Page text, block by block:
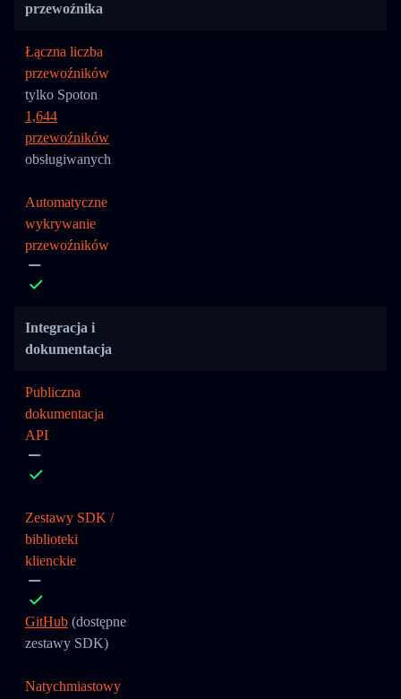
przewoźnika
Łączna liczba
przewoźników
tylko Spoton
1,644
przewoźników
obsługiwanych
Automatyczne
wykrywanie
przewoźników
Integracja i
dokumentacja
Publiczna
dokumentacja
API
Zestawy SDK /
biblioteki
klienckie
GitHub (dostępne
zestawy SDK)
Natychmiastowy